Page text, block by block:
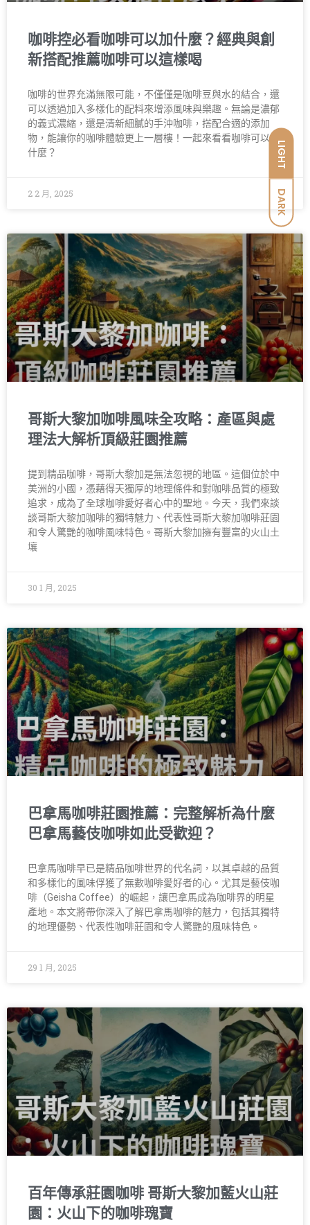
LIGHT
DARK
咖啡控必看咖啡可以加什麼？經典與創
新搭配推薦咖啡可以這樣喝
咖啡的世界充滿無限可能，不僅僅是咖啡豆與水的結合，還
可以透過加入多樣化的配料來增添風味與樂趣。無論是濃郁
的義式濃縮，還是清新細膩的手沖咖啡，搭配合適的添加
物，能讓你的咖啡體驗更上一層樓！一起來看看咖啡可以加
什麼？
2 2 月, 2025
哥斯大黎加咖啡風味全攻略：產區與處
理法大解析頂級莊園推薦
提到精品咖啡，哥斯大黎加是無法忽視的地區。這個位於中
美洲的小國，憑藉得天獨厚的地理條件和對咖啡品質的極致
追求，成為了全球咖啡愛好者心中的聖地。今天，我們來談
談哥斯大黎加咖啡的獨特魅力、代表性哥斯大黎加咖啡莊園
和令人驚艷的咖啡風味特色。哥斯大黎加擁有豐富的火山土
壤
30 1 月, 2025
巴拿馬咖啡莊園推薦：完整解析為什麼
巴拿馬藝伎咖啡如此受歡迎？
巴拿馬咖啡早已是精品咖啡世界的代名詞，以其卓越的品質
和多樣化的風味俘獲了無數咖啡愛好者的心。尤其是藝伎咖
啡（Geisha Coffee）的崛起，讓巴拿馬成為咖啡界的明星
產地。本文將帶你深入了解巴拿馬咖啡的魅力，包括其獨特
的地理優勢、代表性咖啡莊園和令人驚艷的風味特色。
29 1 月, 2025
百年傳承莊園咖啡 哥斯大黎加藍火山莊
園：火山下的咖啡瑰寶